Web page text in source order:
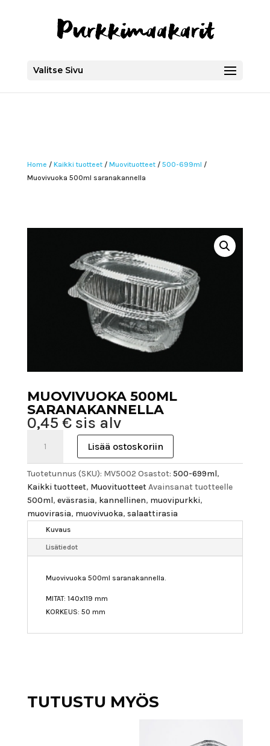
Valitse Sivu
Home / Kaikki tuotteet/ Muovituotteet/ 500-699ml /
Muovivuoka 500ml saranakannella
MUOVIVUOKA 500ML
SARANAKANNELLA
0,45 € sis alv
500ml
saranakannella
määrä
Lisää ostoskoriin
Tuotetunnus (SKU): MV5002 Osastot: 500-699ml,
Kaikki tuotteet, MuovituotteetAvainsanat tuotteelle
500ml, eväsrasia, kannellinen, muovipurkki,
muovirasia, muovivuoka, salaattirasia
Kuvaus
Lisätiedot
Muovivuoka 500ml saranakannella.
MITAT: 140x119 mm
KORKEUS: 50 mm
TUTUSTU MYÖS